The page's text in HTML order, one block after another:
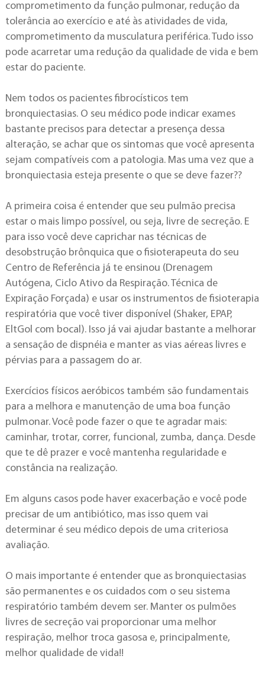
comprometimento da função pulmonar, redução da
tolerância ao exercício e até às atividades de vida,
comprometimento da musculatura periférica. Tudo isso
pode acarretar uma redução da qualidade de vida e bem
estar do paciente.
Nem todos os pacientes fibrocísticos tem
bronquiectasias. O seu médico pode indicar exames
bastante precisos para detectar a presença dessa
alteração, se achar que os sintomas que você apresenta
sejam compatíveis com a patologia. Mas uma vez que a
bronquiectasia esteja presente o que se deve fazer??
A primeira coisa é entender que seu pulmão precisa
estar o mais limpo possível, ou seja, livre de secreção. E
para isso você deve caprichar nas técnicas de
desobstrução brônquica que o fisioterapeuta do seu
Centro de Referência já te ensinou (Drenagem
Autógena, Ciclo Ativo da Respiração. Técnica de
Expiração Forçada) e usar os instrumentos de fisioterapia
respiratória que você tiver disponível (Shaker, EPAP,
EltGol com bocal). Isso já vai ajudar bastante a melhorar
a sensação de dispnéia e manter as vias aéreas livres e
pérvias para a passagem do ar.
Exercícios físicos aeróbicos também são fundamentais
para a melhora e manutenção de uma boa função
pulmonar. Você pode fazer o que te agradar mais:
caminhar, trotar, correr, funcional, zumba, dança. Desde
que te dê prazer e você mantenha regularidade e
constância na realização.
Em alguns casos pode haver exacerbação e você pode
precisar de um antibiótico, mas isso quem vai
determinar é seu médico depois de uma criteriosa
avaliação.
O mais importante é entender que as bronquiectasias
são permanentes e os cuidados com o seu sistema
respiratório também devem ser. Manter os pulmões
livres de secreção vai proporcionar uma melhor
respiração, melhor troca gasosa e, principalmente,
melhor qualidade de vida!!